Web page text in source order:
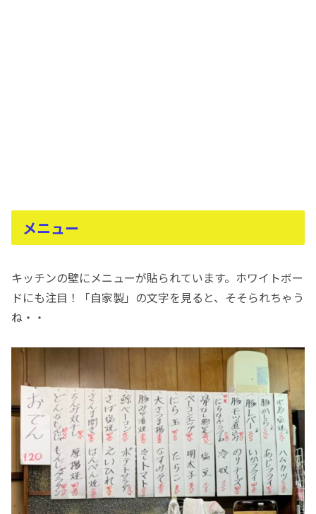
メニュー
キッチンの壁にメニューが貼られています。ホワイトボー
ドにも注目！「自家製」の文字を見ると、そそられちゃう
ね・・